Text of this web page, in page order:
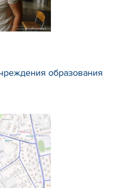
образования